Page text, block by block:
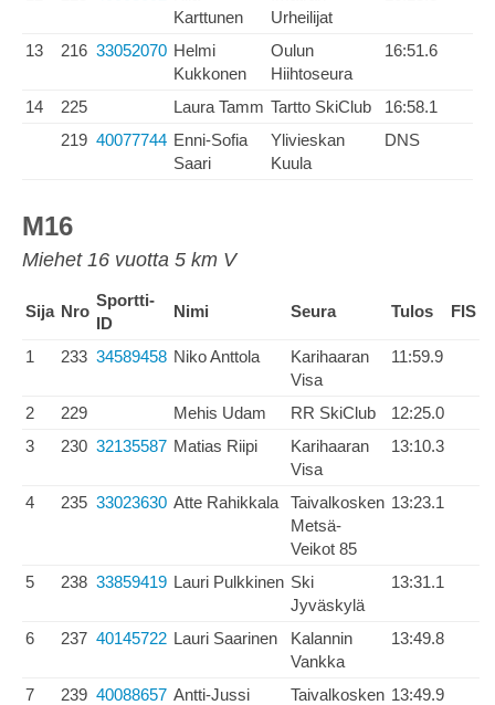
Karttunen
Urheilijat
13 216 33052070 Helmi
Kukkonen
Oulun
Hiihtoseura
16:51.6
14 225 Laura Tamm Tartto SkiClub
16:58.1
219 40077744 Enni-Sofia
Saari
Ylivieskan
Kuula
DNS
M16
Miehet 16 vuotta 5 km V
Sija Nro
Sportti-
ID
Nimi Seura Tulos FIS
1 233 34589458 Niko Anttola
Karihaaran
Visa
11:59.9
2 229 Mehis Udam RR SkiClub
12:25.0
3
230 32135587 Matias Riipi
Karihaaran
Visa
13:10.3
4 235 33023630 Atte Rahikkala
Taivalkosken
Metsä-
Veikot 85
13:23.1
5 238 33859419 Lauri Pulkkinen Ski
Jyväskylä
13:31.1
6 237 40145722 Lauri Saarinen
Kalannin
Vankka
13:49.8
7 239 40088657 Antti-Jussi
Taivalkosken 13:49.9